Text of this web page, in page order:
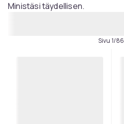
Ministäsi täydellisen.
Sivu 1/86